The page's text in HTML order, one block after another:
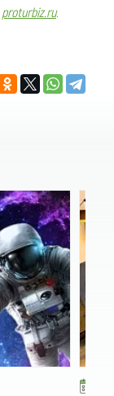
proturbiz.ru.